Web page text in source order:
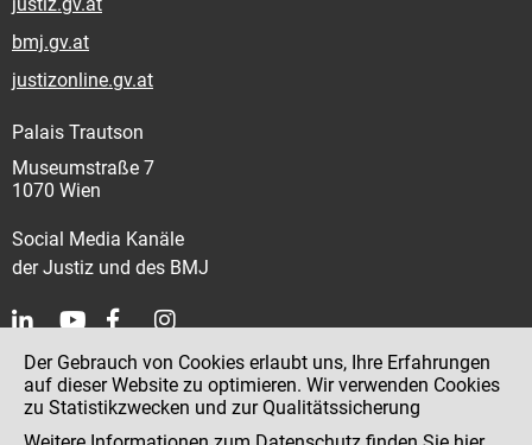
justiz.gv.at
bmj.gv.at
justizonline.gv.at
Palais Trautson
Museumstraße 7
1070 Wien
Social Media Kanäle
der Justiz und des BMJ
Kontakt
Impressum
Der Gebrauch von Cookies erlaubt uns, Ihre Erfahrungen
auf dieser Website zu optimieren. Wir verwenden Cookies
zu Statistikzwecken und zur Qualitätssicherung